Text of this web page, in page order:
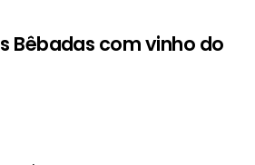
Bêbadas com vinho do